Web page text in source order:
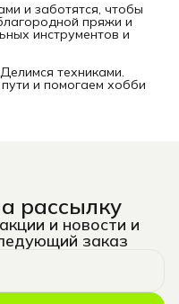
и заботятся, чтобы
пряжи и
инструментов и
техниками.
и помогаем хобби
рассылку
и новости и
заказ